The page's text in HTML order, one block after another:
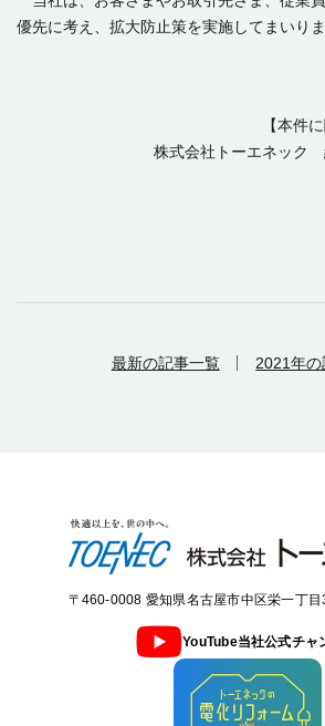
優先に考え、拡大防止策を実施してまいりま
【本件
株式会社トーエネッ
最新の記事一覧 2021年
〒460-0008 愛知県名古屋市中区栄一丁
YouTube当社公式チャ